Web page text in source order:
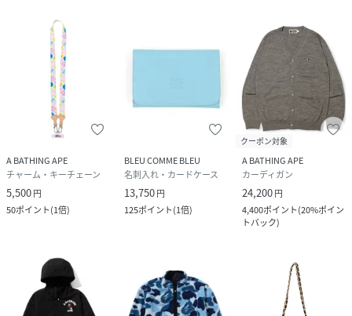
A BATHING APE
チャーム・キーチェーン
5,500円
50ポイント(1倍)
BLEU COMME BLEU
名刺入れ・カードケース
13,750円
125ポイント(1倍)
クーポン対象
A BATHING APE
カーディガン
24,200円
4,400ポイント(20%ポイン
トバック)